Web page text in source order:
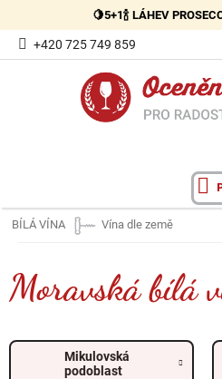
obsah
🍋5+1🍾 LÁHEV
+420 725 749 859
BÍLÁ VÍNA Vína dle země
Moravská bílá
Mikulovská
podoblast